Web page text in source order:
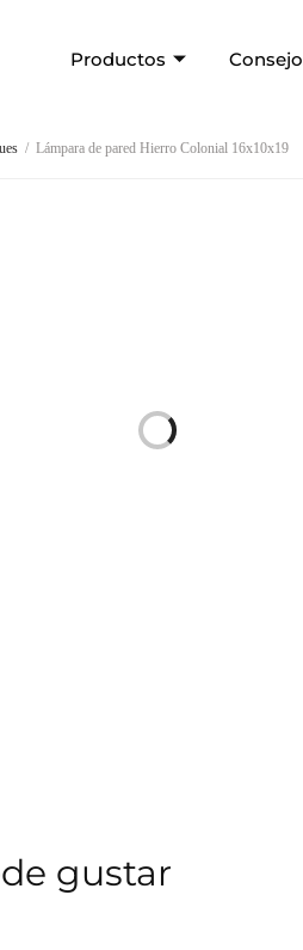
Productos
/ Lámpara de pared Hierro Colonial 16x10x19
gustar